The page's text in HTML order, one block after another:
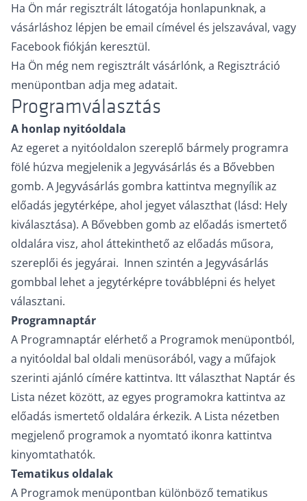
Ha Ön már regisztrált látogatója honlapunknak, a
vásárláshoz lépjen be email címével és jelszavával, vagy
Facebook fiókján keresztül.
Ha Ön még nem regisztrált vásárlónk, a Regisztráció
menüpontban adja meg adatait.
Programválasztás
A honlap nyitóoldala
Az egeret a nyitóoldalon szereplő bármely programra
fölé húzva megjelenik a Jegyvásárlás és a Bővebben
gomb. A Jegyvásárlás gombra kattintva megnyílik az
előadás jegytérképe, ahol jegyet választhat (lásd: Hely
kiválasztása). A Bővebben gomb az előadás ismertető
oldalára visz, ahol áttekinthető az előadás műsora,
szereplői és jegyárai. Innen szintén a Jegyvásárlás
gombbal lehet a jegytérképre továbblépni és helyet
választani.
Programnaptár
A Programnaptár elérhető a Programok menüpontból,
a nyitóoldal bal oldali menüsorából, vagy a műfajok
szerinti ajánló címére kattintva. Itt választhat Naptár és
Lista nézet között, az egyes programokra kattintva az
előadás ismertető oldalára érkezik. A Lista nézetben
megjelenő programok a nyomtató ikonra kattintva
kinyomtathatók.
Tematikus oldalak
A Programok menüpontban különböző tematikus